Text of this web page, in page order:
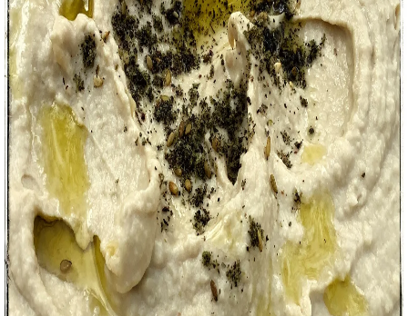
50 min FacilePlats
#Accompagnement#ail#apéritif